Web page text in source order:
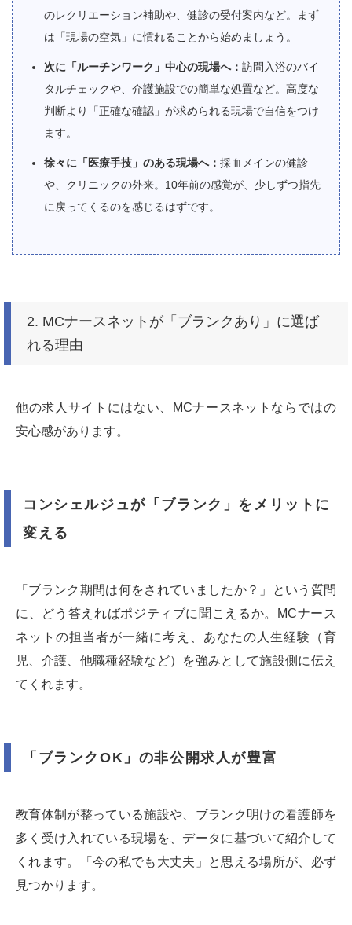
のレクリエーション補助や、健診の受付案内など。まず
は「現場の空気」に慣れることから始めましょう。
次に「ルーチンワーク」中心の現場へ： 訪問入浴のバイ
タルチェックや、介護施設での簡単な処置など。高度な
判断より「正確な確認」が求められる現場で自信をつけ
ます。
徐々に「医療手技」のある現場へ： 採血メインの健診
や、クリニックの外来。10年前の感覚が、少しずつ指先
に戻ってくるのを感じるはずです。
2. MCナースネットが「ブランクあり」に選ば
れる理由
他の求人サイトにはない、MCナースネットならではの
安心感があります。
コンシェルジュが「ブランク」をメリットに
変える
「ブランク期間は何をされていましたか？」という質問
に、どう答えればポジティブに聞こえるか。MCナース
ネットの担当者が一緒に考え、あなたの人生経験（育
児、介護、他職種経験など）を強みとして施設側に伝え
てくれます。
「ブランクOK」の非公開求人が豊富
教育体制が整っている施設や、ブランク明けの看護師を
多く受け入れている現場を、データに基づいて紹介して
くれます。「今の私でも大丈夫」と思える場所が、必ず
見つかります。